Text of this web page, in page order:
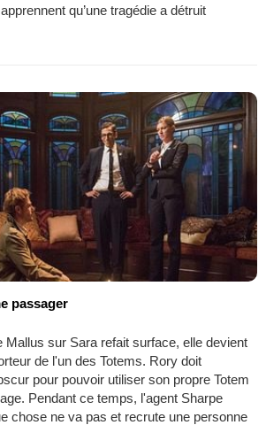
qu’une tragédie a détruit
passager
Mallus sur Sara refait surface, elle devient
de l'un des Totems. Rory doit
pour pouvoir utiliser son propre Totem
Pendant ce temps, l'agent Sharpe
chose ne va pas et recrute une personne